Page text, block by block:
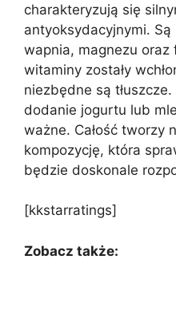
charakteryzują się
antyoksydacyjnymi. Są
wapnia, magnezu
witaminy zostały
niezbędne są
dodanie jogurtu lub
ważne. Całość tworzy
kompozycję, która
będzie doskonale
[kkstarratings]
Zobacz także: